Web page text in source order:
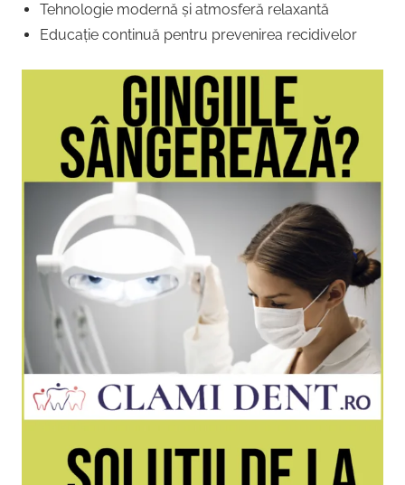
Tehnologie modernă și atmosferă relaxantă
Educație continuă pentru prevenirea recidivelor